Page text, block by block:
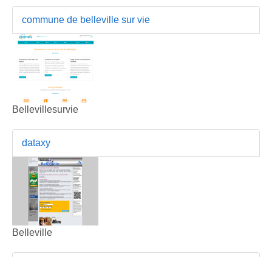
commune de belleville sur vie
Bellevillesurvie
dataxy
Belleville